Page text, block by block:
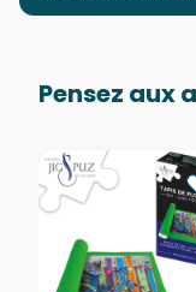
Age
Provenance
EAN
Nombre de pièces
Dimensions
Pensez aux